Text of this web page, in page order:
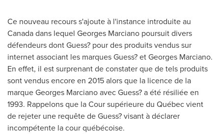
Ce nouveau recours s'ajoute à l'instance introduite au
Canadadans lequel Georges Marciano poursuit divers
défendeurs dont Guess? pour des produits vendus sur
internet associant les marques Guess? etGeorges Marciano.
En effet, il est surprenant de constater que de tels produits
sont vendus encore en 2015 alors que la licence de la
marqueGeorges Marcianoavec Guess? a été résiliée en
1993. Rappelons que la Cour supérieure du Québec vient
de rejeter une requête de Guess? visant à déclarer
incompétente la cour québécoise.